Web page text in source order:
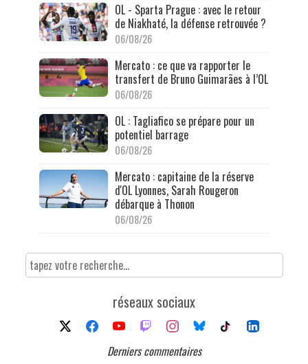
OL - Sparta Prague : avec le retour
de Niakhaté, la défense retrouvée ?
06/08/26
Mercato : ce que va rapporter le
transfert de Bruno Guimarães à l’OL
06/08/26
OL : Tagliafico se prépare pour un
potentiel barrage
06/08/26
Mercato : capitaine de la réserve
d'OL Lyonnes, Sarah Rougeron
débarque à Thonon
06/08/26
réseaux sociaux
Derniers commentaires